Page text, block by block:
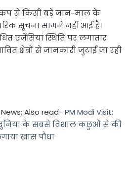
से किसी बड़े जान-माल के
सूचना सामने नहीं आई है।
एजेंसियां स्थिति पर लगातार
क्षेत्रों से जानकारी जुटाई जा रही
Also read- PM Modi Visit:
के सबसे विशाल कछुओं से की
खास पौधा